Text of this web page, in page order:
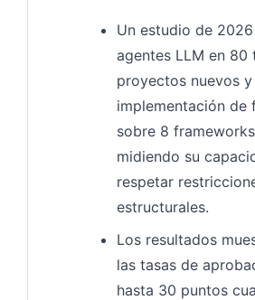
Un estudio de
agentes LLM en 80
proyectos nuevos
implementación de
sobre 8
midiendo su
respetar
estructurales.
Los resultados
las tasas de
hasta 30 puntos